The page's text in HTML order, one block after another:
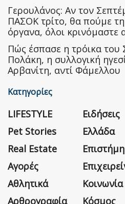
Γερουλάνος: Αν τον
ΠΑΣΟΚ τρίτο, θα πούμε
όργανα, όλοι
Πώς έσπασε η τρόικα του
Πολάκη, η συλλογική
Αρβανίτη, αντί Φάμελλου
Κατηγορίες
LIFESTYLE
Pet Stories
Real Estate
Αγορές
Αθλητικά
Αρθρογραφία
Ειδήσεις
Ελλάδα
Επιστήμη
Κοινωνία
Κόσμος